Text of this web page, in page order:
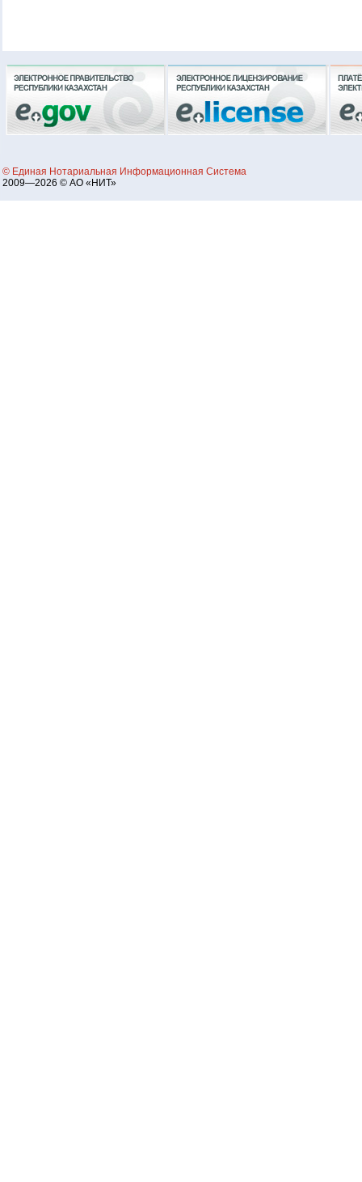
© Единая Нотариальная Информационная Система
2009—2026 © АО «НИТ»